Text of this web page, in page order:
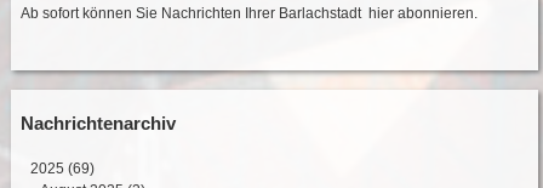
Ab sofort können Sie Nachrichten Ihrer Barlachstadt hier abonnieren.
Nachrichtenarchiv
2025 (69)